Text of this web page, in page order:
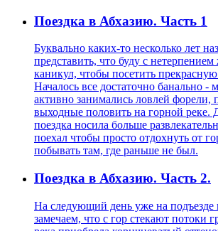
Поездка в Абхазию. Часть 1
Буквально каких-то несколько лет
представить, что буду с
каникул, чтобы посетить
Началось все достаточно банально -
активно занимались ловлей форели,
выходные половить на горной реке.
поездка носила больше
поехал чтобы просто отдохнуть от
побывать там, где раньше не был.
Поездка в Абхазию. Часть 2.
На следующий день уже на подъезде
замечаем, что с гор стекают потоки